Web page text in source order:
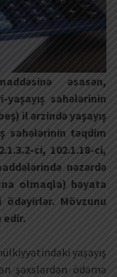
əsasən,
sahələrinin
il ərzində yaşayış
sahələrinin təqdim
ci, 102.1.18-ci,
nəzərdə
olmaqla) həyata
ödəyirlər. Mövzunu
edir.
yaşayış
şəxslərdən ödəmə